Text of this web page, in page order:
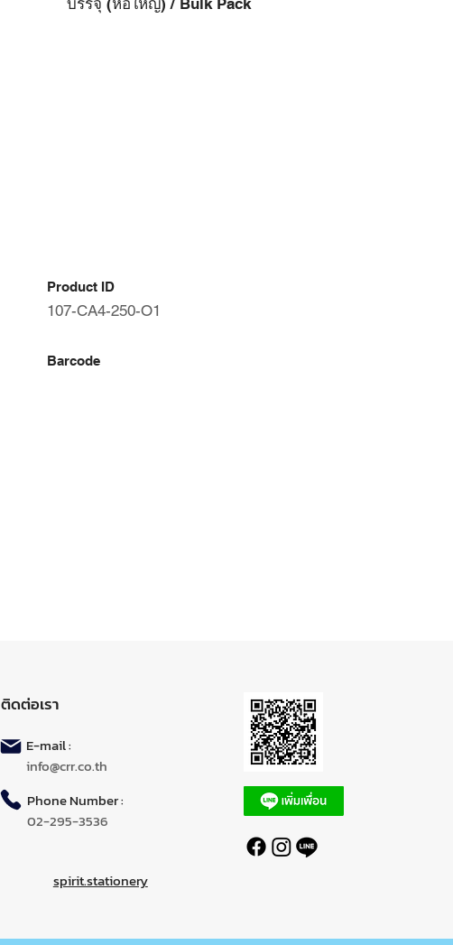
บรรจุ (ห่อใหญ่) / Bulk Pack
Product ID
107-CA4-250-O1
Barcode
ติดต่อเรา
E-mail :
info@crr.co.th
Phone Number :
02-295-3536
spirit.stationery